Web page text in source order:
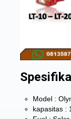
Model :
kapasitas :